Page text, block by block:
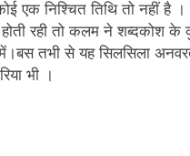
निश्चित तिथि तो नहीं है
रही तो कलम ने शब्दकोश
तभी से यह सिलसिला
भी ।